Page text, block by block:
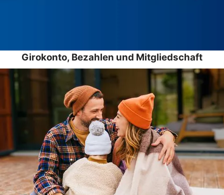
Girokonto, Bezahlen und Mitgliedschaft